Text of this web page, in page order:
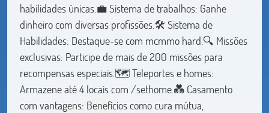
habilidades únicas.💼 Sistema de trabalhos: Ganhe
dinheiro com diversas profissões.🛠️ Sistema de
Habilidades: Destaque-se com mcmmo hard.🔍 Missões
exclusivas: Participe de mais de 200 missões para
recompensas especiais.🗺️ Teleportes e homes:
Armazene até 4 locais com /sethome.💑 Casamento
com vantagens: Benefícios como cura mútua,